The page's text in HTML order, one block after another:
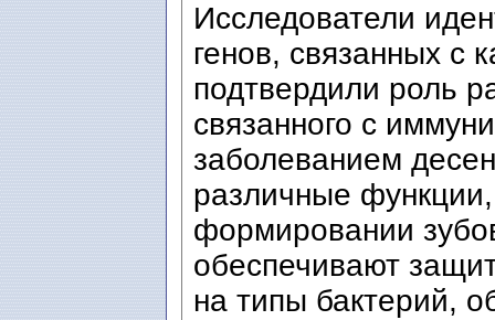
Исследователи
генов, связанных с
подтвердили роль
связанного с
заболеванием
различные
формировании
обеспечивают
на типы бактерий,